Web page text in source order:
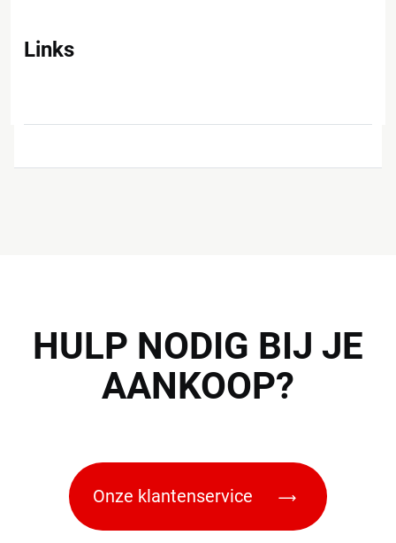
Links
HULP NODIG BIJ JE
AANKOOP?
Onze klantenservice